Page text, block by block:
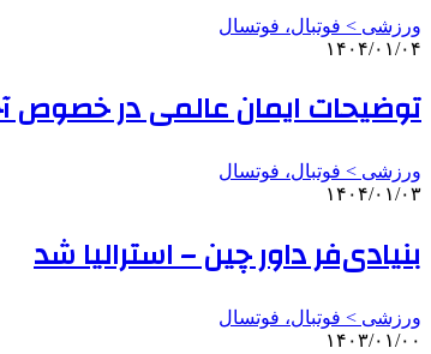
ورزشی > فوتبال، فوتسال
۱۴۰۴/۰۱/۰۴
توضیحات ایمان عالمی در خصوص
ورزشی > فوتبال، فوتسال
۱۴۰۴/۰۱/۰۳
بنیادی‌فر داور چین – استرالیا شد
ورزشی > فوتبال، فوتسال
۱۴۰۳/۰۱/۰۰